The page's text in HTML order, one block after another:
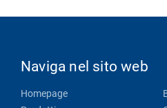
Naviga nel sito web
Homepage